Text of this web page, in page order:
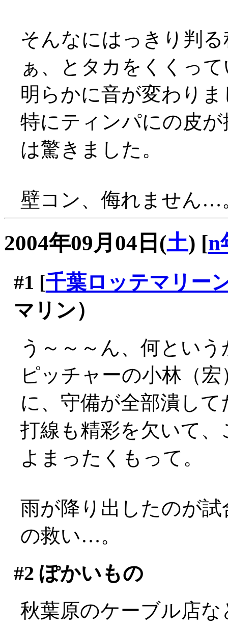
そんなにはっきり判
ぁ、とタカをくくっ
明らかに音が変わり
特にティンパにの皮
は驚きました。
壁コン、侮れません…
2004年09月04日(土) [n
#1 [千葉ロッテマリー
マリン）
う～～～ん、何とい
ピッチャーの小林（
に、守備が全部潰して
打線も精彩を欠いて
よまったくもって。
雨が降り出したのが
の救い…。
#2 ぽかいもの
秋葉原のケーブル店な